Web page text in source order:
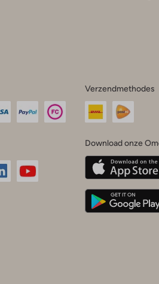
Verzendmethodes
Download onze